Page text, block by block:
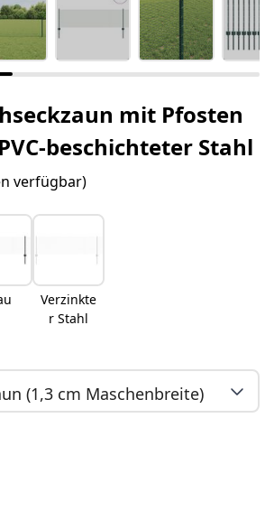
mit Pfosten
beschichteter Stahl
verfügbar)
Verzinkte
r Stahl
(1,3 cm Maschenbreite)